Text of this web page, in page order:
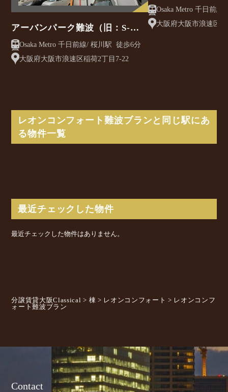
アーバンパーク難波（旧：S-
RESIDENCE難波ウエスト）Osaka Metro 千日前線/ 桜川駅 徒歩6分
大阪府大阪市浪速区稲荷2丁目7-22
Osaka Metro 千日前線/ 谷町九丁目駅 徒
歩4分
大阪府大阪市浪速区
レオンコンフォート難波ブランと同じ駅にあ
る物件一覧
最近チェックした物件
最近チェックした物件はありません。
分譲賃貸大阪Classical > 棟 > レオンコンフォート > レオンコンフ
ォート難波ブラン
Contact